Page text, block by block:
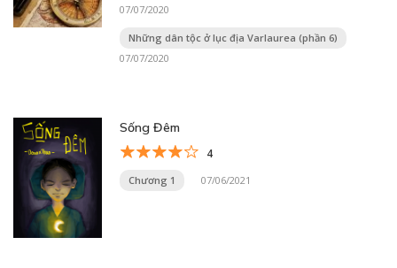
07/07/2020
Những dân tộc ở lục địa Varlaurea (phần 6)
07/07/2020
Sống Đêm
4
Chương 1 07/06/2021